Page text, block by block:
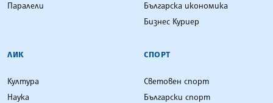
Паралели
Българска икономика
Бизнес Куриер
ЛИК
Култура
Наука
СПОРТ
Световен спорт
Български спорт